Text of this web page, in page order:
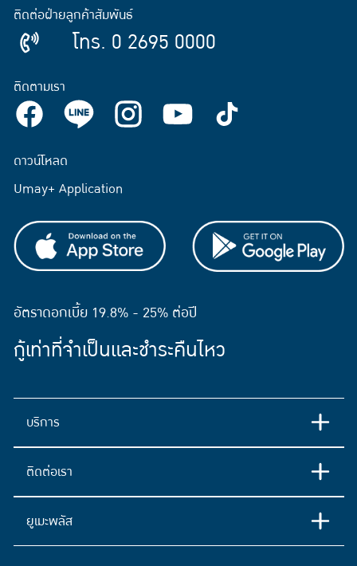
ติดต่อฝ่ายลูกค้าสัมพันธ์
โทร. 0 2695 0000
ติดตามเรา
ดาวน์โหลด
Umay+ Application
อัตราดอกเบี้ย 19.8% - 25% ต่อปี
กู้เท่าที่จำเป็นและชำระคืนไหว
บริการ
ติดต่อเรา
ยูเมะพลัส